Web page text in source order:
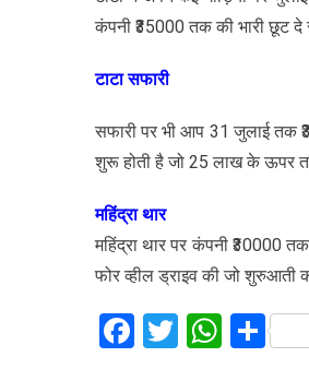
कंपनी ₹35000 तक की भारी छूट
टाटा सफारी
सफारी पर भी आप 31 जुलाई तक
शुरू होती है जो 25 लाख के ऊपर
महिंद्रा थार
महिंद्रा थार पर कंपनी ₹30000
फोर व्हील ड्राइव की जो
Facebook
Twitter